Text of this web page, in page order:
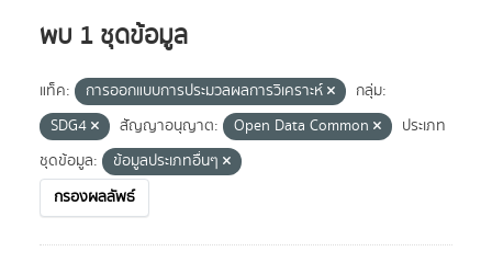
พบ 1 ชุดข้อมูล
แท็ค: การออกแบบการประมวลผลการวิเคราะห์
กลุ่ม:
SDG4
สัญญาอนุญาต: Open Data Common
ประเภท
ชุดข้อมูล:
ข้อมูลประเภทอื่นๆ
กรองผลลัพธ์